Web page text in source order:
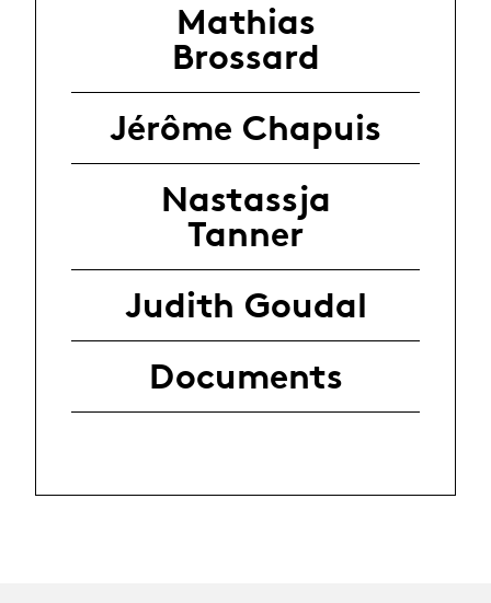
Mathias
Brossard
Jérôme Chapuis
Nastassja
Tanner
Judith Goudal
Documents